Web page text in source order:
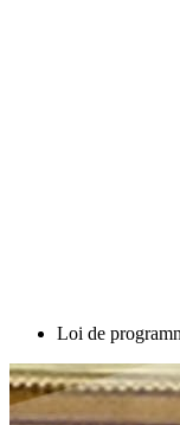
Loi de